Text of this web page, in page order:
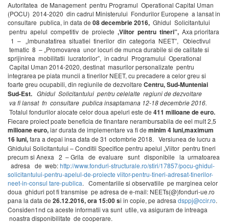
Autoritatea de Management pentru Programul Operational Capital Uman
(POCU) 2014-2020 din cadrul Ministerului Fondurilor Europene a lansat in
consultare publica, in data de 08decembrie 2016, Ghidul Solicitantului
pentru apelul competitiv de proiecte ,Viitor pentru tineri”, Axa prioritara
1 – „lmbunatatirea situatiei tinerilor din categoria NEET”, Obiectivul
tematic 8 – „Promovarea unor locuri de munca durabile si de calitate si
sprijinirea mobilitatii lucratorilor”, in cadrul Programului Operational
Capital Uman 2014-2020, destinat masurilor personalizate pentru
integrarea pe piata muncii a tinerilor NEET, cu precadere a celor greu si
foarte greu ocupabili, din regiunile de dezvoltare Centru, Sud-Munteniai
Sud-Est. Ghidul Solicitantului pentru celelalte regiunide dezvoltare
va filansat fn consultare publica insaptamana 12-18decembrie 2016.
Totalul fondurilor alocate celor doua apeluri este de 411 milioanedeeuro.
Fiecare proiect poate beneficia de finantare nerambursabila de eel mult 2,5
milioaneeuro,iar durata de implementare va fi de minim 4luni,maximum
16 luni,fara a depai insa data de 31 octombrie 2018. Versiunea de lucru a
Ghidului Solicitantului – Conditii Specifice pentru apelul „Viitor pentru tineri
precum si Anexa 2 – Grila de evaluare sunt disponibile la urmatoarea
adresa de web:http://www.fonduri-structurale.ro/stiri/17857/pocu-ghidul-
solicitantului-pentru-apelul-de-proiecte­ viitor-pentru-tineri-adresat-tinerilor-
neet-in-consul tare-publica. Comentariile si observatiile pe marginea celor
doua ghiduri pot fi transmise pe adresa de e-mail: NEETs(@)fonduri-ue.ro
pana la data de 26.12.2016,ora 15:00 si in copie, pe adresa dsppj@ccir.ro.
Considen1nd ca aceste informatii va sunt utile, va asiguram de intreaga
noastra disponibilitate de cooperare.